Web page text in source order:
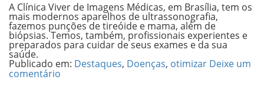
A Clínica Viver de Imagens Médicas, em Brasília, tem os
mais modernos aparelhos de ultrassonografia,
fazemos punções de tireóide e mama, além de
biópsias. Temos, também, profissionais experientes e
preparados para cuidar de seus exames e da sua
saúde.
Publicado em: Destaques, Doenças, otimizar Deixe um
comentário